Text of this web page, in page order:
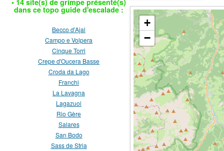
• 14 site(s) de grimpe présenté(s)
dans ce topo guide d'escalade :
Becco d'Ajal
Campo e Volpera
Cinque Torri
Crepe d'Oucera Basse
Croda da Lago
Franchi
La Lavagna
Lagazuoi
Rio Gère
Salares
San Bodo
Sass de Stria
+
−